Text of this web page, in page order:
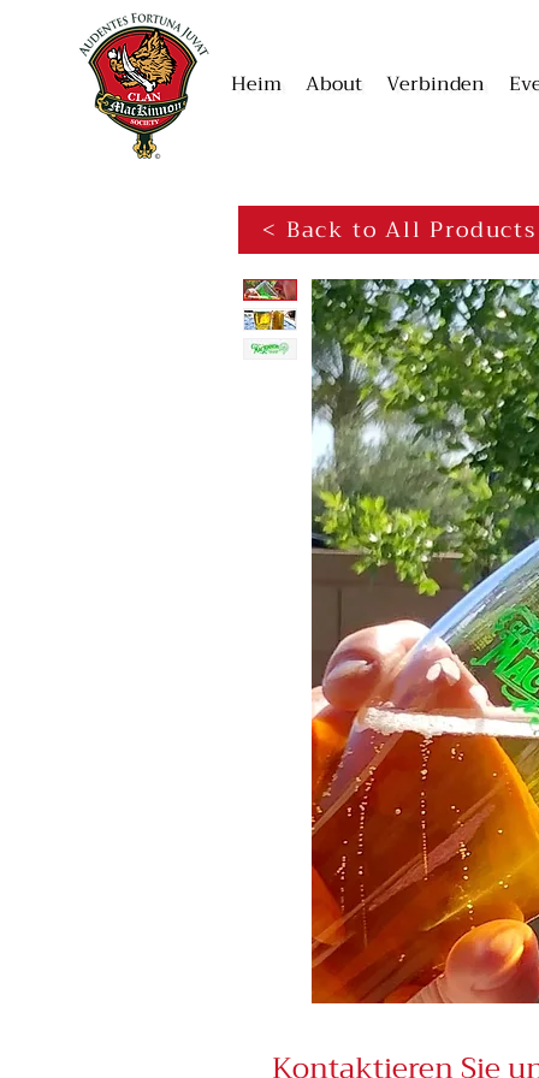
Heim About Verbinden
< Back to All Products